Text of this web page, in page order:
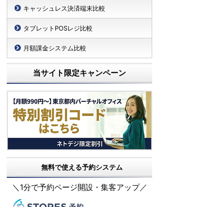
キャッシュレス決済端末比較
タブレットPOSレジ比較
月額課金システム比較
当サイト限定キャンペーン
無料で使える予約システム
＼1分で予約ページ開設・集客アップ／